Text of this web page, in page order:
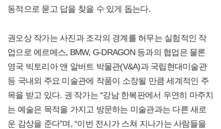
동적으로 묻고 답을 찾을 수 있게 돕는다.
권오상 작가는 사진과 조각의 경계를 허무는 실험적인 작
업으로 에르메스, BMW, G-DRAGON 등과의 협업은 물론
영국 빅토리아 앤 알버트 박물관(V&A)과 국립현대미술관
등 국내외 주요 미술관에 작품이 소장될 만큼 세계적인 주
목을 받고 있다. 권 작가는 “강남 한복판에서 우연히 마주치
는 예술은 목적을 가지고 방문하는 미술관과는 다른 새로
운 감상을 준다”며, “이번 전시가 스쳐 지나가는 사람들을